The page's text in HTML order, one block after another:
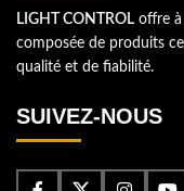
LIGHT CONTROL offre à
composée de produits
qualité et de fiabilité.
SUIVEZ-NOUS